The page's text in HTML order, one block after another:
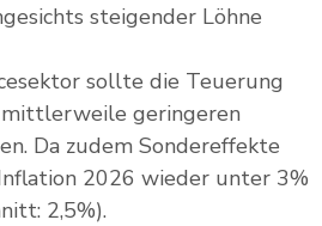
steigender Löhne
sollte die Teuerung
mittlerweile geringeren
Da zudem Sondereffekte
2026 wieder unter 3%
2,5%).